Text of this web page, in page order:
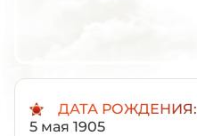
ДАТА РОЖДЕНИЯ:
5 мая 1905